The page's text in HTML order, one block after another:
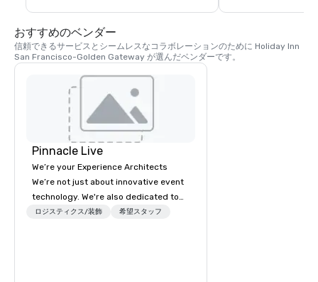
ワインバー、各種スピリッツ、サンフラン
楽しみいただけます。R-O-H Bar and
Restaurantは、新しいアクティブロビーの
中心となり、お客様を快適な雰囲気の中で
リラックスしてお過ごしいただけます。11種
類のクラフトビールと8種類の生ワインのほ
か、豊富なリキュールセレクションからお
選びいただけます。ここでは、ホテルを出
ることなく、厳選された本格的なサンフラ
ンシスコ料理を楽しむことができます！
ただし、近所を散策する準備ができたら、
ホリデイ・インからサンフランシスコのダ
理、アメリカ料理まで、60軒以上のレスト
ランが徒歩圏内にあります。中心部に位置
エア、その他のサンフランシスコのダウン
タウン地区まで歩いてすぐです。
おすすめのベンダー
信頼できるサービスとシームレスなコラボレーションのために Holiday Inn
San Francisco-Golden Gateway が選んだベンダーです。
Pinnacle Live
We’re your Experience Architects
We’re not just about innovative event
technology. We're also dedicated to
innovations in service, making it
ロジスティクス/装飾 希望スタッフ